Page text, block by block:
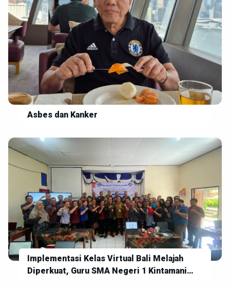
Asbes dan Kanker
Implementasi Kelas Virtual Bali Melajah
Diperkuat, Guru SMA Negeri 1 Kintamani